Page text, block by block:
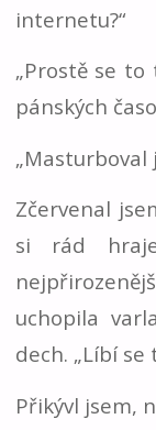
internetu?“
„Prostě se
pánských
„Masturboval
Zčervenal
si rád
uchopila
dech. „Líbí se
Přikývl jsem,